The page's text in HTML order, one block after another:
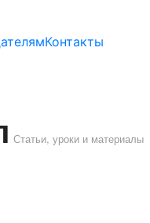
Контакты
Статьи, уроки и материалы